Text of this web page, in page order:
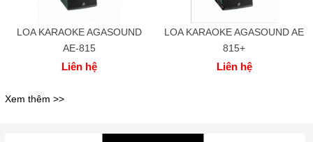
LOA KARAOKE AGASOUND
AE-815
Liên hệ
LOA KARAOKE AGASOUND AE
815+
Liên hệ
Xem thêm >>